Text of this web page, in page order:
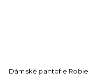
Dámské pantofle Robie